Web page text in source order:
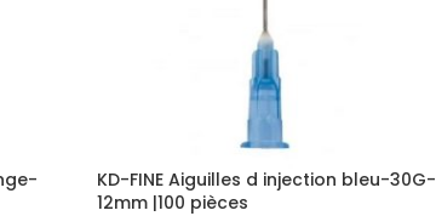
KD-FINE Aiguilles d injection bleu-30G-
12mm |100 pièces